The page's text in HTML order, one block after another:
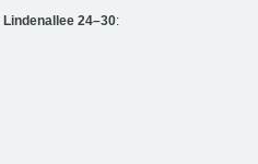
Lindenallee 24–30: